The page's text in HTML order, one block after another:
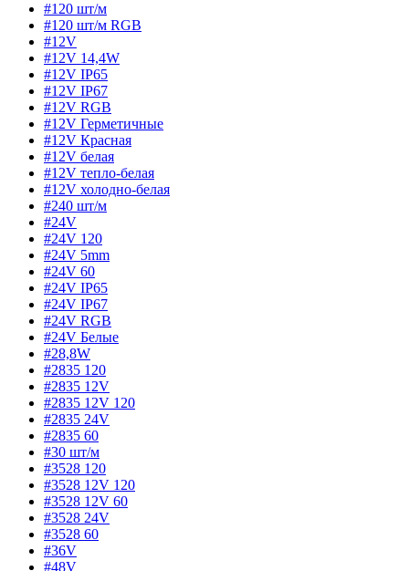
#120 шт/м
#120 шт/м RGB
#12V
#12V 14,4W
#12V IP65
#12V IP67
#12V RGB
#12V Герметичные
#12V Красная
#12V белая
#12V тепло-белая
#12V холодно-белая
#240 шт/м
#24V
#24V 120
#24V 5mm
#24V 60
#24V IP65
#24V IP67
#24V RGB
#24V Белые
#28,8W
#2835 120
#2835 12V
#2835 12V 120
#2835 24V
#2835 60
#30 шт/м
#3528 120
#3528 12V 120
#3528 12V 60
#3528 24V
#3528 60
#36V
#48V